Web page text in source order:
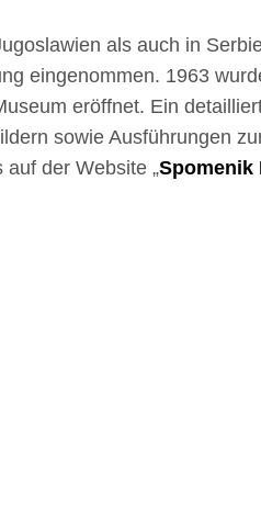
als auch in
eingenommen. 1963
eröffnet. Ein
sowie Ausführungen
der Website „Spomenik